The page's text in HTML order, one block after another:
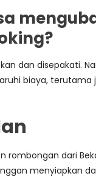
dan disepakati.
biaya, terutama
rombongan dari
menyiapkan